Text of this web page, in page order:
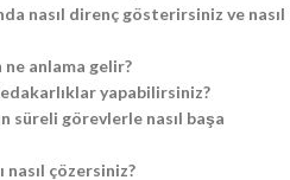
nasıl direnç gösterirsiniz ve nasıl
ne anlama gelir?
yapabilirsiniz?
süreli görevlerle nasıl başa
nasıl çözersiniz?